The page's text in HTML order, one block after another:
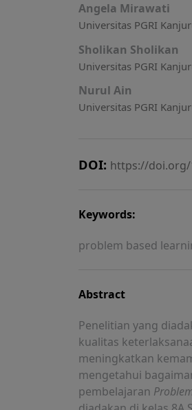
Angela Mirawati
Universitas PGRI
Sholikan Sholikan
Universitas PGRI
Nurul Ain
Universitas PGRI
DOI: https://doi.org/
Keywords:
problem based
Abstract
Penelitian yang
kualitas
meningkatkan
mengetahui
pembelajaran